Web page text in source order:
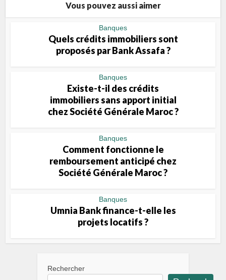
Vous pouvez aussi aimer
Banques
Quels crédits immobiliers sont
proposés par Bank Assafa ?
Banques
Existe-t-il des crédits
immobiliers sans apport initial
chez Société Générale Maroc ?
Banques
Comment fonctionne le
remboursement anticipé chez
Société Générale Maroc ?
Banques
Umnia Bank finance-t-elle les
projets locatifs ?
Rechercher